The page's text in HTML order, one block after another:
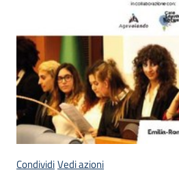
CondividiVedi azioni